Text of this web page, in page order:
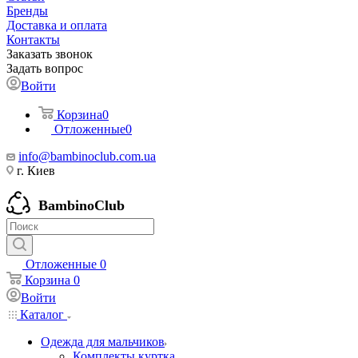
Бренды
Доставка и оплата
Контакты
Заказать звонок
Задать вопрос
Войти
Корзина0
Отложенные0
info@bambinoclub.com.ua
г. Киев
BambinoClub
Отложенные 0
Корзина 0
Войти
Каталог
Одежда для мальчиков